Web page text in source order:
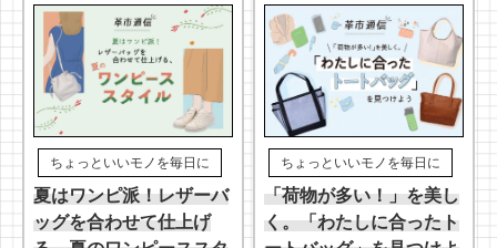
ちょっといいモノを毎日に
夏はワンピ派！レザーバ
ッグを合わせて仕上げ
ちょっといいモノを毎日に
「荷物が多い！」を美し
く。「わたしに合ったト